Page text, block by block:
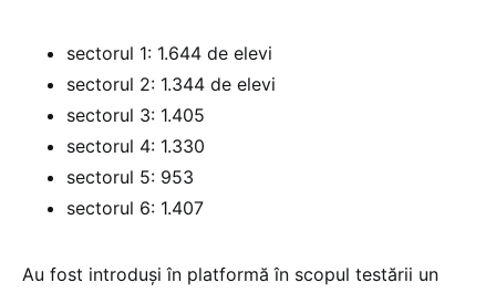
sectorul 1: 1.644 de elevi
sectorul 2: 1.344 de elevi
sectorul 3: 1.405
sectorul 4: 1.330
sectorul 5: 953
sectorul 6: 1.407
Au fost introduși în platformă în scopul testării un